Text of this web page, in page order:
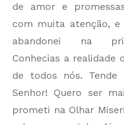
de amor e
com muita atenção, e
abandonei na
Conhecias a realidade
de todos nós. Tende
Senhor! Quero ser
prometi na Olhar